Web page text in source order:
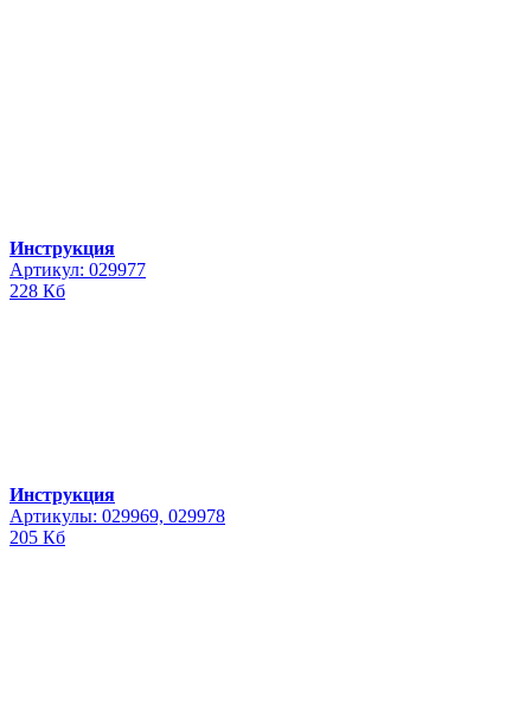
Инструкция
Артикул: 029977
228 Кб
Инструкция
Артикулы: 029969, 029978
205 Кб